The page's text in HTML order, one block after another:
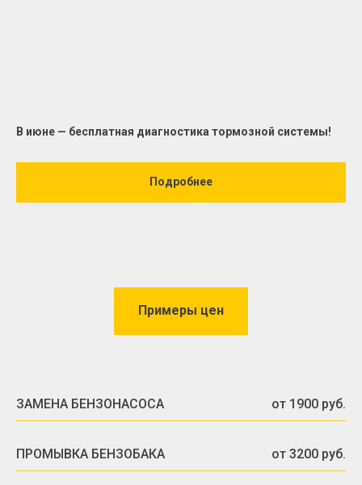
В июне — бесплатная диагностика тормозной системы!
Подробнее
Примеры цен
ЗАМЕНА БЕНЗОНАСОСА от 1900 руб.
ПРОМЫВКА БЕНЗОБАКА от 3200 руб.